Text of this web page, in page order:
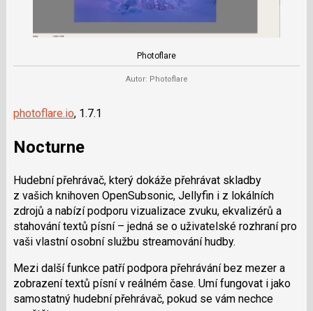
Photoflare
Autor: Photoflare
photoflare.io, 1.7.1
Nocturne
Hudební přehrávač, který dokáže přehrávat skladby
z vašich knihoven OpenSubsonic, Jellyfin i z lokálních
zdrojů a nabízí podporu vizualizace zvuku, ekvalizérů a
stahování textů písní – jedná se o uživatelské rozhraní pro
vaši vlastní osobní službu streamování hudby.
Mezi další funkce patří podpora přehrávání bez mezer a
zobrazení textů písní v reálném čase. Umí fungovat i jako
samostatný hudební přehrávač, pokud se vám nechce